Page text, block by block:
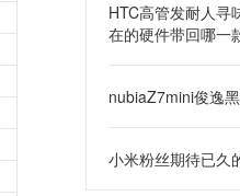
HTC高管发耐人寻
在的硬件带回哪一
nubiaZ7mini俊逸
小米粉丝期待已久